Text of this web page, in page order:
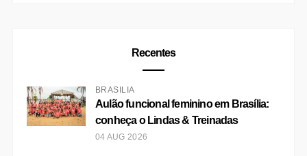
Recentes
BRASÍLIA
Aulão funcional feminino em Brasília:
conheça o Lindas & Treinadas
04 AUG 2026